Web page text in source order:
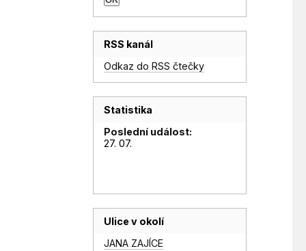
RSS kanál
Odkaz do RSS čtečky
Statistika
Poslední událost:
27. 07.
Ulice v okolí
JANA ZAJÍCE